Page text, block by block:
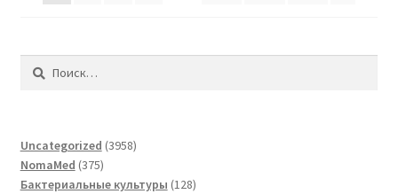
Найти:
Uncategorized 39583958
NomaMed 375375
товаров
Бактериальные культуры 128128